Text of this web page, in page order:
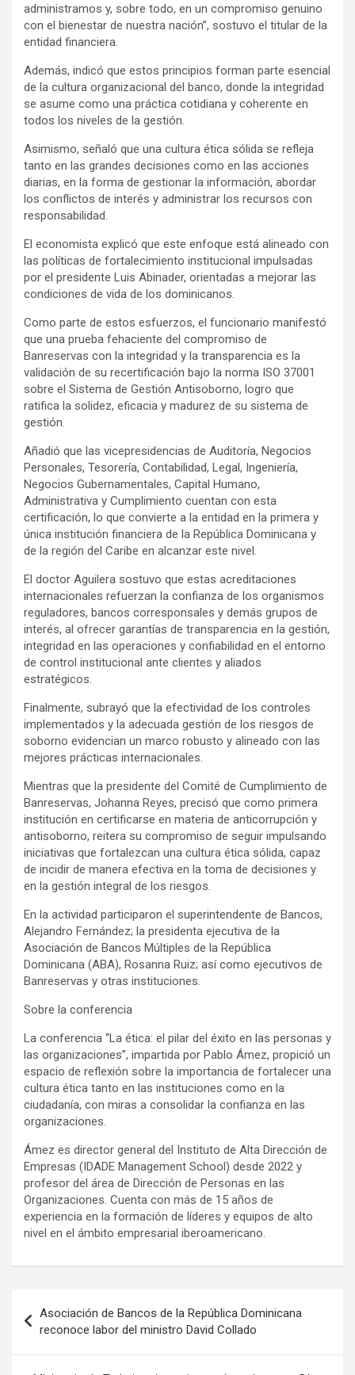
administramos y, sobre todo, en un compromiso genuino
con el bienestar de nuestra nación”, sostuvo el titular de la
entidad financiera.
Además, indicó que estos principios forman parte esencial
de la cultura organizacional del banco, donde la integridad
se asume como una práctica cotidiana y coherente en
todos los niveles de la gestión.
Asimismo, señaló que una cultura ética sólida se refleja
tanto en las grandes decisiones como en las acciones
diarias, en la forma de gestionar la información, abordar
los conflictos de interés y administrar los recursos con
responsabilidad.
El economista explicó que este enfoque está alineado con
las políticas de fortalecimiento institucional impulsadas
por el presidente Luis Abinader, orientadas a mejorar las
condiciones de vida de los dominicanos.
Como parte de estos esfuerzos, el funcionario manifestó
que una prueba fehaciente del compromiso de
Banreservas con la integridad y la transparencia es la
validación de su recertificación bajo la norma ISO 37001
sobre el Sistema de Gestión Antisoborno, logro que
ratifica la solidez, eficacia y madurez de su sistema de
gestión.
Añadió que las vicepresidencias de Auditoría, Negocios
Personales, Tesorería, Contabilidad, Legal, Ingeniería,
Negocios Gubernamentales, Capital Humano,
Administrativa y Cumplimiento cuentan con esta
certificación, lo que convierte a la entidad en la primera y
única institución financiera de la República Dominicana y
de la región del Caribe en alcanzar este nivel.
El doctor Aguilera sostuvo que estas acreditaciones
internacionales refuerzan la confianza de los organismos
reguladores, bancos corresponsales y demás grupos de
interés, al ofrecer garantías de transparencia en la gestión,
integridad en las operaciones y confiabilidad en el entorno
de control institucional ante clientes y aliados
estratégicos.
Finalmente, subrayó que la efectividad de los controles
implementados y la adecuada gestión de los riesgos de
soborno evidencian un marco robusto y alineado con las
mejores prácticas internacionales.
Mientras que la presidente del Comité de Cumplimiento de
Banreservas, Johanna Reyes, precisó que como primera
institución en certificarse en materia de anticorrupción y
antisoborno, reitera su compromiso de seguir impulsando
iniciativas que fortalezcan una cultura ética sólida, capaz
de incidir de manera efectiva en la toma de decisiones y
en la gestión integral de los riesgos.
En la actividad participaron el superintendente de Bancos,
Alejandro Fernández; la presidenta ejecutiva de la
Asociación de Bancos Múltiples de la República
Dominicana (ABA), Rosanna Ruiz; así como ejecutivos de
Banreservas y otras instituciones.
Sobre la conferencia
La conferencia “La ética: el pilar del éxito en las personas y
las organizaciones”, impartida por Pablo Ámez, propició un
espacio de reflexión sobre la importancia de fortalecer una
cultura ética tanto en las instituciones como en la
ciudadanía, con miras a consolidar la confianza en las
organizaciones.
Ámez es director general del Instituto de Alta Dirección de
Empresas (IDADE Management School) desde 2022 y
profesor del área de Dirección de Personas en las
Organizaciones. Cuenta con más de 15 años de
experiencia en la formación de líderes y equipos de alto
nivel en el ámbito empresarial iberoamericano.
de
entradas
Asociación de Bancos de la República Dominicana
reconoce labor del ministro David Collado